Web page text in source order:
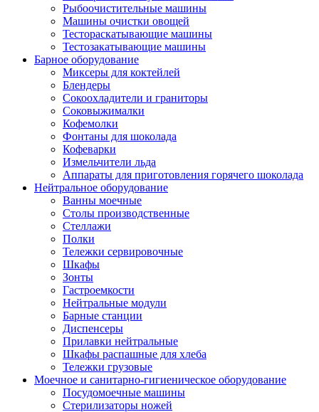
Рыбоочистительные машины
Машины очистки овощей
Тестораскатывающие машины
Тестозакатывающие машины
Барное оборудование
Миксеры для коктейлей
Блендеры
Сокоохладители и граниторы
Соковыжималки
Кофемолки
Фонтаны для шоколада
Кофеварки
Измельчители льда
Аппараты для приготовления горячего шоколада
Нейтральное оборудование
Ванны моечные
Столы производственные
Стеллажи
Полки
Тележки сервировочные
Шкафы
Зонты
Гастроемкости
Нейтральные модули
Барные станции
Диспенсеры
Прилавки нейтральные
Шкафы распашные для хлеба
Тележки грузовые
Моечное и санитарно-гигиеническое оборудование
Посудомоечные машины
Стерилизаторы ножей